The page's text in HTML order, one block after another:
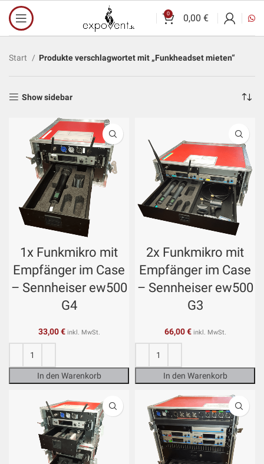
0 0,00 €
Start Produkte verschlagwortet mit „Funkheadset mieten“
Show sidebar
1x Funkmikro mit
Empfänger im Case
– Sennheiser ew500
G4
33,00€ inkl. MwSt.
In den Warenkorb
2x Funkmikro mit
Empfänger im Case
– Sennheiser ew500
G3
66,00€ inkl. MwSt.
In den Warenkorb